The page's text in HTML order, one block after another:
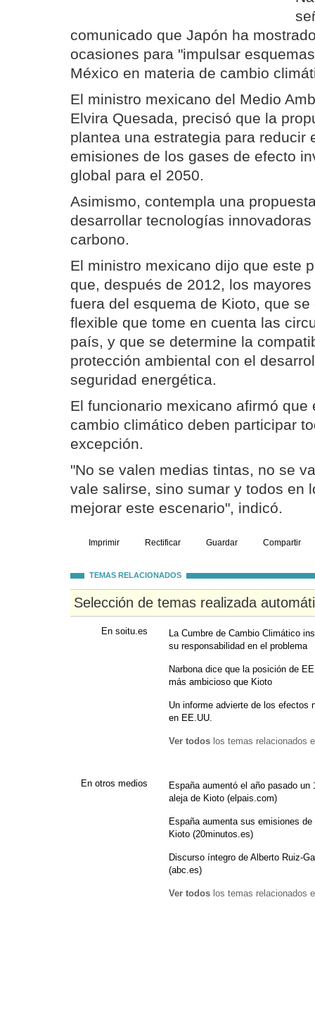
comunicado que Japón ha
ocasiones para "impulsar
México en materia de cambio
El ministro mexicano del Medio
Elvira Quesada, precisó que la
plantea una estrategia para reducir
emisiones de los gases de efecto
global para el 2050.
Asimismo, contempla una
desarrollar tecnologías
carbono.
El ministro mexicano dijo que este
que, después de 2012, los
fuera del esquema de Kioto, que
flexible que tome en cuenta las
país, y que se determine la
protección ambiental con el
seguridad energética.
El funcionario mexicano afirmó que
cambio climático deben participar
excepción.
"No se valen medias tintas, no se
vale salirse, sino sumar y todos en
mejorar este escenario", indicó.
Imprimir Rectificar Guardar Compartir
TEMAS RELACIONADOS
Selección de temas realizada
En soitu.es
La Cumbre de Cambio Climático
su responsabilidad en el problema
Narbona dice que la posición de
más ambicioso que Kioto
Un informe advierte de los efectos
en EE.UU.
Ver todos los temas relacionados
En otros medios
España aumentó el año pasado
aleja de Kioto (elpais.com)
España aumenta sus emisiones
Kioto (20minutos.es)
Discurso íntegro de Alberto Ruiz-
(abc.es)
Ver todos los temas relacionados